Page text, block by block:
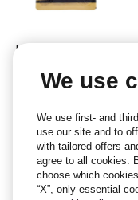
La Nef, Reale Di
Aringhe Affumicate
Confezione 200 G
We use
We use first- and
use our site and to
with tailored offers
agree to all cookies.
choose which
“X”, only essential